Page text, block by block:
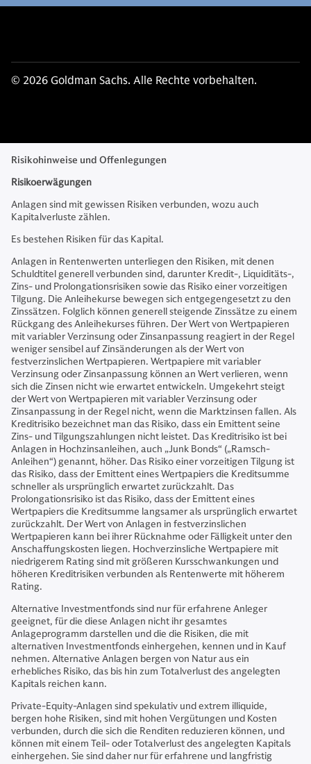
© 2026 Goldman Sachs. Alle Rechte vorbehalten.
Risikohinweise und Offenlegungen
Risikoerwägungen
Anlagen sind mit gewissen Risiken verbunden, wozu auch
Kapitalverluste zählen.
Es bestehen Risiken für das Kapital.
Anlagen in Rentenwerten unterliegen den Risiken, mit denen
Schuldtitel generell verbunden sind, darunter Kredit-, Liquiditäts-,
Zins- und Prolongationsrisiken sowie das Risiko einer vorzeitigen
Tilgung. Die Anleihekurse bewegen sich entgegengesetzt zu den
Zinssätzen. Folglich können generell steigende Zinssätze zu einem
Rückgang des Anleihekurses führen. Der Wert von Wertpapieren
mit variabler Verzinsung oder Zinsanpassung reagiert in der Regel
weniger sensibel auf Zinsänderungen als der Wert von
festverzinslichen Wertpapieren. Wertpapiere mit variabler
Verzinsung oder Zinsanpassung können an Wert verlieren, wenn
sich die Zinsen nicht wie erwartet entwickeln. Umgekehrt steigt
der Wert von Wertpapieren mit variabler Verzinsung oder
Zinsanpassung in der Regel nicht, wenn die Marktzinsen fallen. Als
Kreditrisiko bezeichnet man das Risiko, dass ein Emittent seine
Zins- und Tilgungszahlungen nicht leistet. Das Kreditrisiko ist bei
Anlagen in Hochzinsanleihen, auch „Junk Bonds“ („Ramsch-
Anleihen“) genannt, höher. Das Risiko einer vorzeitigen Tilgung ist
das Risiko, dass der Emittent eines Wertpapiers die Kreditsumme
schneller als ursprünglich erwartet zurückzahlt. Das
Prolongationsrisiko ist das Risiko, dass der Emittent eines
Wertpapiers die Kreditsumme langsamer als ursprünglich erwartet
zurückzahlt. Der Wert von Anlagen in festverzinslichen
Wertpapieren kann bei ihrer Rücknahme oder Fälligkeit unter den
Anschaffungskosten liegen. Hochverzinsliche Wertpapiere mit
niedrigerem Rating sind mit größeren Kursschwankungen und
höheren Kreditrisiken verbunden als Rentenwerte mit höherem
Rating.
Alternative Investmentfonds sind nur für erfahrene Anleger
geeignet, für die diese Anlagen nicht ihr gesamtes
Anlageprogramm darstellen und die die Risiken, die mit
alternativen Investmentfonds einhergehen, kennen und in Kauf
nehmen. Alternative Anlagen bergen von Natur aus ein
erhebliches Risiko, das bis hin zum Totalverlust des angelegten
Kapitals reichen kann.
Private-Equity-Anlagen sind spekulativ und extrem illiquide,
bergen hohe Risiken, sind mit hohen Vergütungen und Kosten
verbunden, durch die sich die Renditen reduzieren können, und
können mit einem Teil- oder Totalverlust des angelegten Kapitals
einhergehen. Sie sind daher nur für erfahrene und langfristig